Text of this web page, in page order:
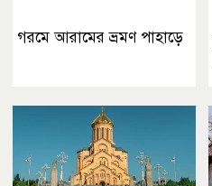
গরমে আরামের ভ্রমণ পাহাড়ে